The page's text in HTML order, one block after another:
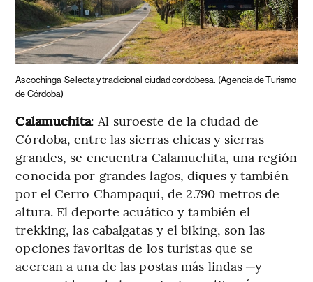
Ascochinga Selecta y tradicional ciudad cordobesa. (Agencia de Turismo
de Córdoba)
Calamuchita: Al suroeste de la ciudad de
Córdoba, entre las sierras chicas y sierras
grandes, se encuentra Calamuchita, una región
conocida por grandes lagos, diques y también
por el Cerro Champaquí, de 2.790 metros de
altura. El deporte acuático y también el
trekking, las cabalgatas y el biking, son las
opciones favoritas de los turistas que se
acercan a una de las postas más lindas ─y